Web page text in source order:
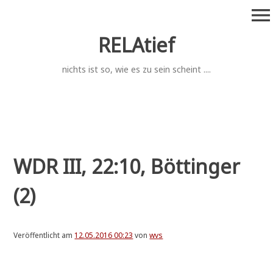
RELAtief
nichts ist so, wie es zu sein scheint ....
menu
WDR III, 22:10, Böttinger
(2)
Veröffentlicht am 12.05.2016 00:23 vonwvs